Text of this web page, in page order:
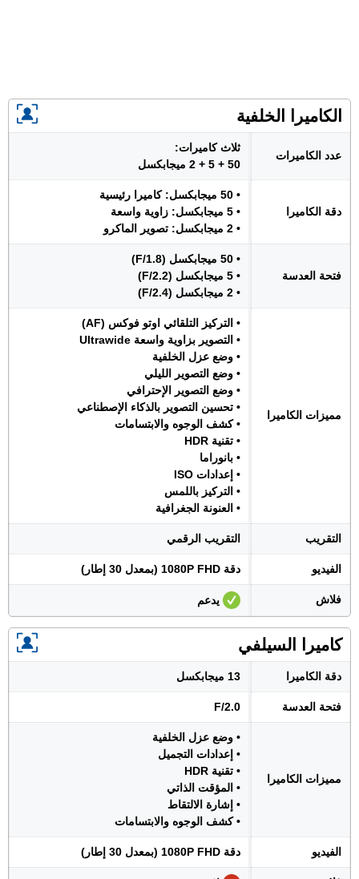
الكاميرا الخلفية
عدد الكاميرات
ثلاث كاميرات:
50 + 5 + 2 ميجابكسل
دقة الكاميرا
• 50 ميجابكسل: كاميرا رئيسية
• 5 ميجابكسل: زاوية واسعة
• 2 ميجابكسل: تصوير الماكرو
فتحة العدسة
• 50 ميجابكسل (F/1.8)
• 5 ميجابكسل (F/2.2)
• 2 ميجابكسل (F/2.4)
مميزات الكاميرا
• التركيز التلقائي اوتو فوكس (AF)
• التصوير بزاوية واسعة Ultrawide
• وضع عزل الخلفية
• وضع التصوير الليلي
• وضع التصوير الإحترافي
• تحسين التصوير بالذكاء الإصطناعي
• كشف الوجوه والابتسامات
• تقنية HDR
• بانوراما
• إعدادات ISO
• التركيز باللمس
• العنونة الجغرافية
التقريب التقريب الرقمي
الفيديو دقة 1080P FHD (بمعدل 30 إطار)
فلاش يدعم
كاميرا السيلفي
دقة الكاميرا 13 ميجابكسل
فتحة العدسة F/2.0
مميزات الكاميرا
• وضع عزل الخلفية
• إعدادات التجميل
• تقنية HDR
• المؤقت الذاتي
• إشارة الالتقاط
• كشف الوجوه والابتسامات
الفيديو دقة 1080P FHD (بمعدل 30 إطار)